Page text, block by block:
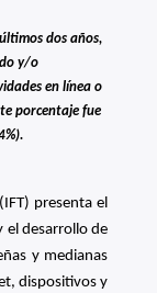
dos años,
y/o
en línea o
porcentaje fue
presenta el
el desarrollo de
y medianas
dispositivos y